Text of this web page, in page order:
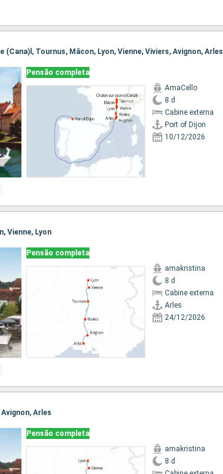
Tournus, Mâcon, Lyon, Vienne, Viviers, Avignon, Arles
Pensão completa
AmaCello
8 d
Cabine externa
Port of Dijon
10/12/2026
Vienne, Lyon
Pensão completa
amakristina
8 d
Cabine externa
Arles
24/12/2026
Arles
Pensão completa
amakristina
8 d